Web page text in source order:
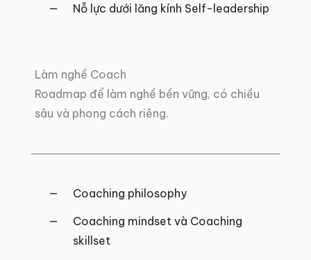
Nỗ lực dưới lăng kính Self-leadership
Làm nghề Coach
Roadmap để làm nghề bền vững, có chiều
sâu và phong cách riêng.
Coaching philosophy
Coaching mindset và Coaching
skillset